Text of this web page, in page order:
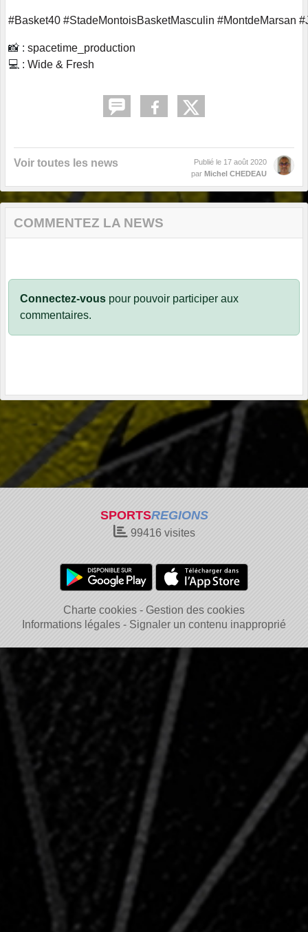
#Basket40 #StadeMontoisBasketMasculin #MontdeMarsan
📸 : spacetime_production
💻 : Wide & Fresh
Voir toutes les news Publié le 17 août 2020
par Michel CHEDEAU
COMMENTEZ LA NEWS
Connectez-vous pour pouvoir participer aux
commentaires.
SPORTSREGIONS
99416visites
Charte cookies
Gestion des cookies
Informations légales
Signaler un contenu inapproprié